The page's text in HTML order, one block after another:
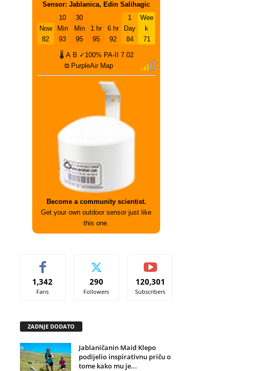
Sensor: Jablanica, Edin Salihagic
Now
82
10
Min
93
30
Min
95
1 hr
95
6 hr
92
1
Day
84
Wee
k
71
🌡 A B ✓100% PA-II
7.02
⧉ PurpleAir Map
Become a community scientist.
Get your own outdoor sensor just like
this one.
1,342
Fans
290
Followers
120,301
Subscribers
ZADNJE DODATO
Jablaničanin Maid Klepo
podijelio inspirativnu priču o
tome kako mu je...